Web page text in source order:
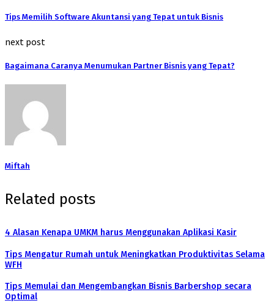
Tips Memilih Software Akuntansi yang Tepat untuk Bisnis
next post
Bagaimana Caranya Menumukan Partner Bisnis yang Tepat?
Miftah
Related posts
4 Alasan Kenapa UMKM harus Menggunakan Aplikasi Kasir
Tips Mengatur Rumah untuk Meningkatkan Produktivitas Selama
WFH
Tips Memulai dan Mengembangkan Bisnis Barbershop secara
Optimal